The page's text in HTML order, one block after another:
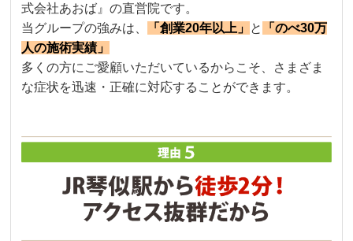
式会社あおば』の直営院です。
当グループの強みは、
「創業20年以上」 と
「のべ30万
人の施術実績」
多くの方にご愛顧いただいているからこそ、さまざま
な症状を迅速・正確に対応することができます。